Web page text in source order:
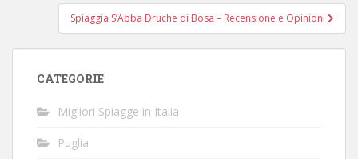
Spiaggia S’Abba Druche di Bosa – Recensione e Opinioni
CATEGORIE
Migliori Spiagge in Italia
Puglia